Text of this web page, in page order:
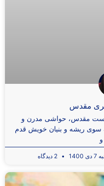
مقدس
مقدس، حواشی مدرن و
ریشه و بنیان خویش قدم
1400 2 دیدگاه